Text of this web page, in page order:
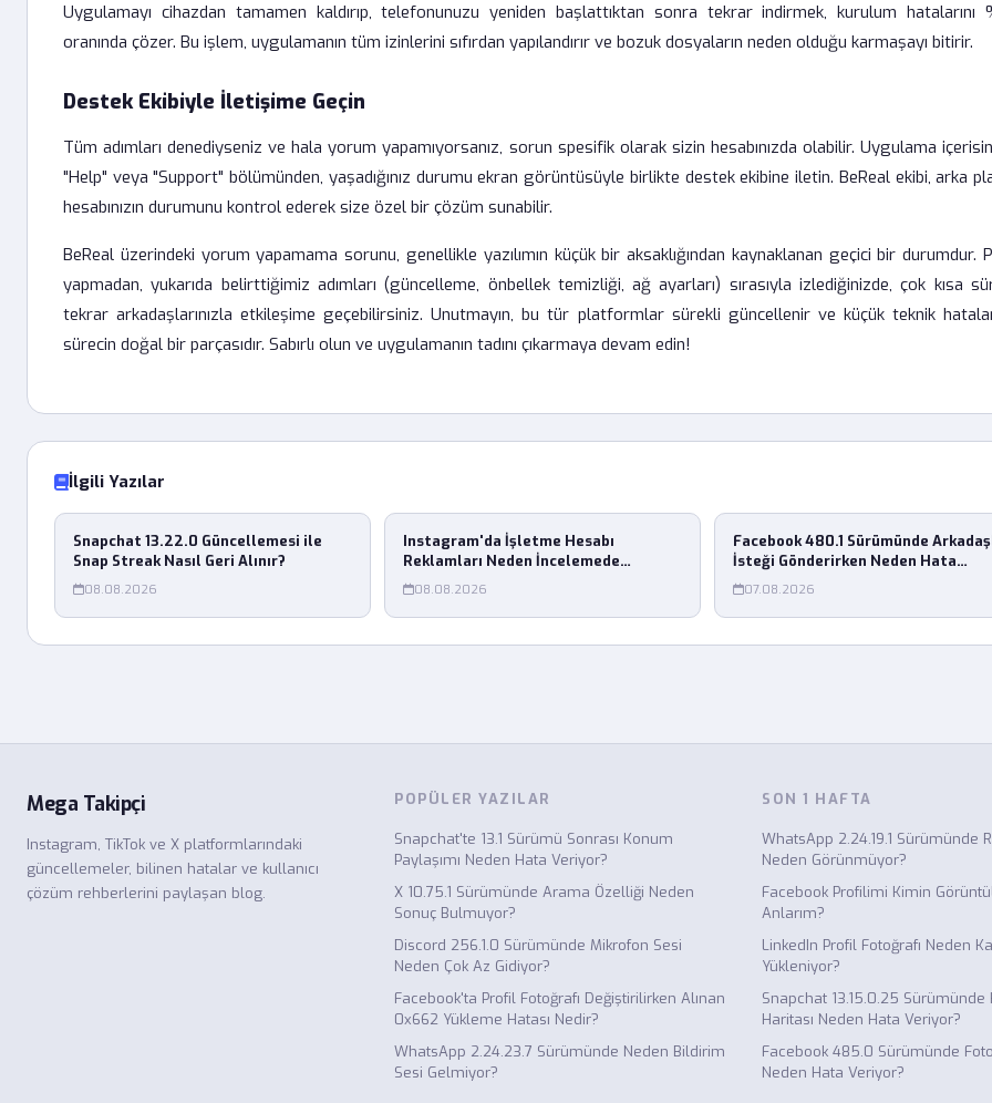
Uygulamayı cihazdan tamamen kaldırıp, telefonunuzu yeniden başlattıktan sonra tekrar indirmek, kurulum hatalarını
oranında çözer. Bu işlem, uygulamanın tüm izinlerini sıfırdan yapılandırır ve bozuk dosyaların neden olduğu karmaşayı bitirir.
Destek Ekibiyle İletişime Geçin
Tüm adımları denediyseniz ve hala yorum yapamıyorsanız, sorun spesifik olarak sizin hesabınızda olabilir. Uygulama
"Help" veya "Support" bölümünden, yaşadığınız durumu ekran görüntüsüyle birlikte destek ekibine iletin. BeReal ekibi, arka
hesabınızın durumunu kontrol ederek size özel bir çözüm sunabilir.
BeReal üzerindeki yorum yapamama sorunu, genellikle yazılımın küçük bir aksaklığından kaynaklanan geçici bir durumdur.
yapmadan, yukarıda belirttiğimiz adımları (güncelleme, önbellek temizliği, ağ ayarları) sırasıyla izlediğinizde, çok kısa
tekrar arkadaşlarınızla etkileşime geçebilirsiniz. Unutmayın, bu tür platformlar sürekli güncellenir ve küçük teknik
sürecin doğal bir parçasıdır. Sabırlı olun ve uygulamanın tadını çıkarmaya devam edin!
İlgili Yazılar
Snapchat 13.22.0 Güncellemesi ile
Snap Streak Nasıl Geri Alınır?
08.08.2026
Instagram'da İşletme Hesabı
Reklamları Neden İncelemede
Bekliyor?
08.08.2026
Facebook 480.1 Sürümünde
İsteği Gönderirken Neden Hata
Alıyorum?
07.08.2026
Mega Takipçi
Instagram, TikTok ve X platformlarındaki
güncellemeler, bilinen hatalar ve kullanıcı
çözüm rehberlerini paylaşan blog.
POPÜLER YAZILAR
Snapchat'te 13.1 Sürümü Sonrası Konum
Paylaşımı Neden Hata Veriyor?
X 10.75.1 Sürümünde Arama Özelliği Neden
Sonuç Bulmuyor?
Discord 256.1.0 Sürümünde Mikrofon Sesi
Neden Çok Az Gidiyor?
Facebook'ta Profil Fotoğrafı Değiştirilirken Alınan
0x662 Yükleme Hatası Nedir?
WhatsApp 2.24.23.7 Sürümünde Neden Bildirim
Sesi Gelmiyor?
SON 1 HAFTA
WhatsApp 2.24.19.1 Sürümünde
Neden Görünmüyor?
Facebook Profilimi Kimin
Anlarım?
LinkedIn Profil Fotoğrafı Neden
Yükleniyor?
Snapchat 13.15.0.25 Sürümünde
Haritası Neden Hata Veriyor?
Facebook 485.0 Sürümünde
Neden Hata Veriyor?